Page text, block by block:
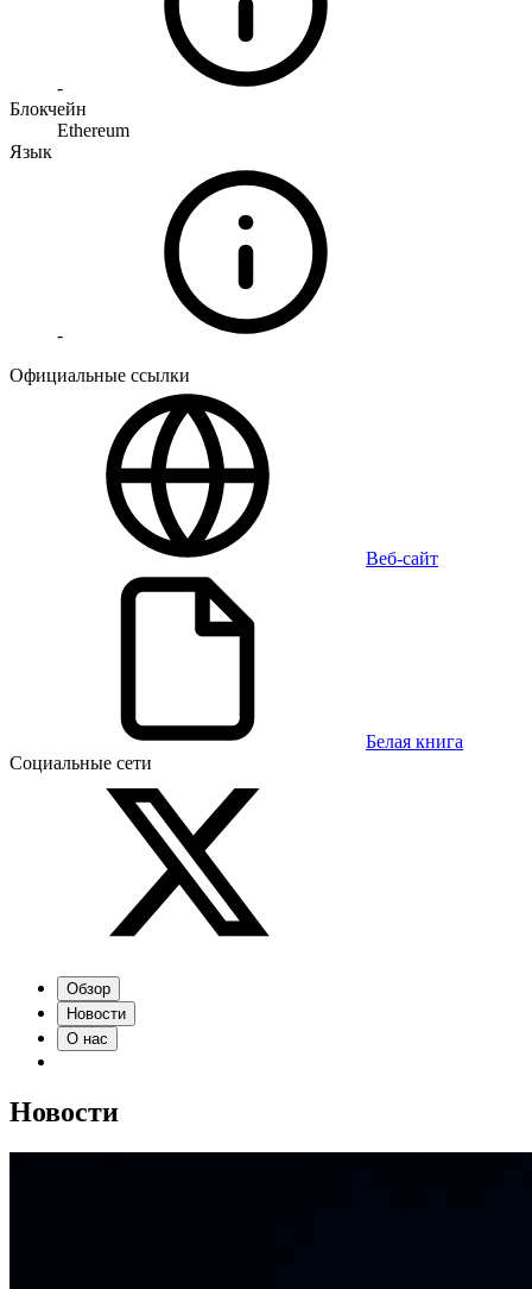
-
Блокчейн
Ethereum
Язык
-
Официальные ссылки
Веб-сайт
Белая книга
Социальные сети
Обзор
Новости
О нас
Новости